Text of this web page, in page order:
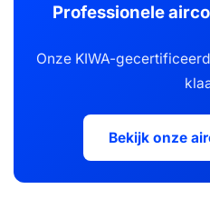
Professionele
Onze KIWA-
Bekijk onze